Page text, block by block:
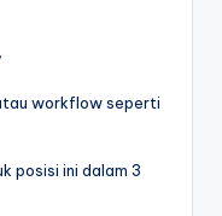
workflow seperti
posisi ini dalam 3